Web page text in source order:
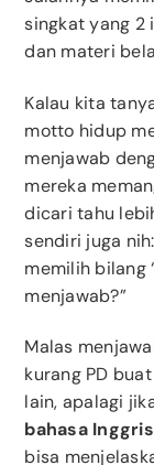
singkat yang 2
dan materi
Kalau kita
motto hidup
menjawab
mereka
dicari tahu
sendiri juga
memilih bilang
menjawab?”
Malas
kurang PD
lain, apalagi
bahasa Inggris
bisa